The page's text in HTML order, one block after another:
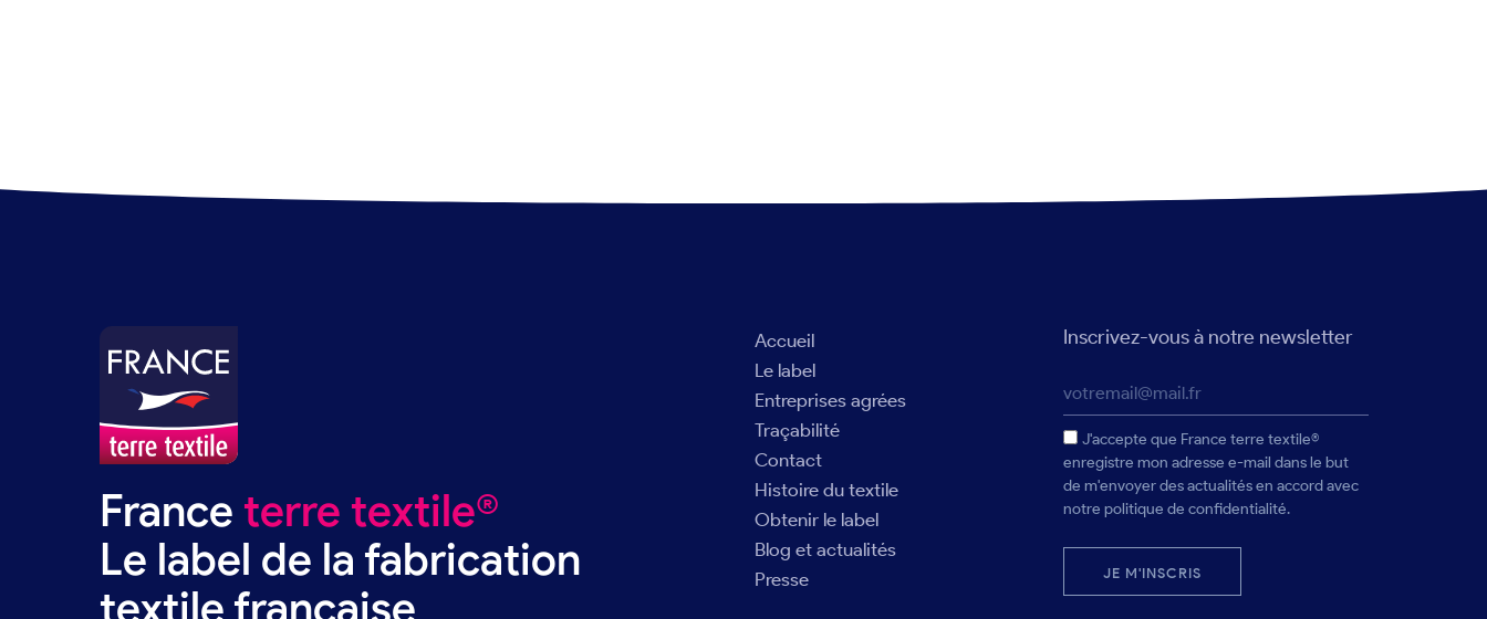
France terre textile®
Le label de la fabrication
textile française
Accueil
Le label
Entreprises agrées
Traçabilité
Contact
Histoire du textile
Obtenir le label
Blog et actualités
Presse
Inscrivez-vous à notre newsletter
J'accepte que France terre textile®
enregistre mon adresse e-mail dans le but
de m'envoyer des actualités en accord avec
notre politique de confidentialité.
JE M'INSCRIS